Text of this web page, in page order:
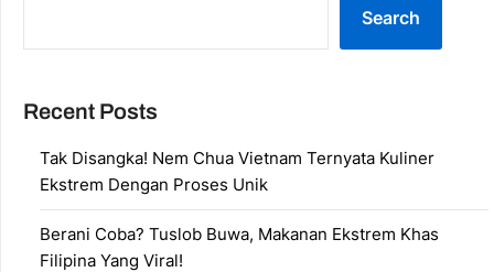
Search
Recent Posts
Tak Disangka! Nem Chua Vietnam Ternyata Kuliner
Ekstrem Dengan Proses Unik
Berani Coba? Tuslob Buwa, Makanan Ekstrem Khas
Filipina Yang Viral!